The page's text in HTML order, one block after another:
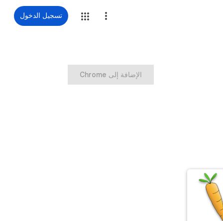
تسجيل الدخول
‏الإضافة إلى Chrome